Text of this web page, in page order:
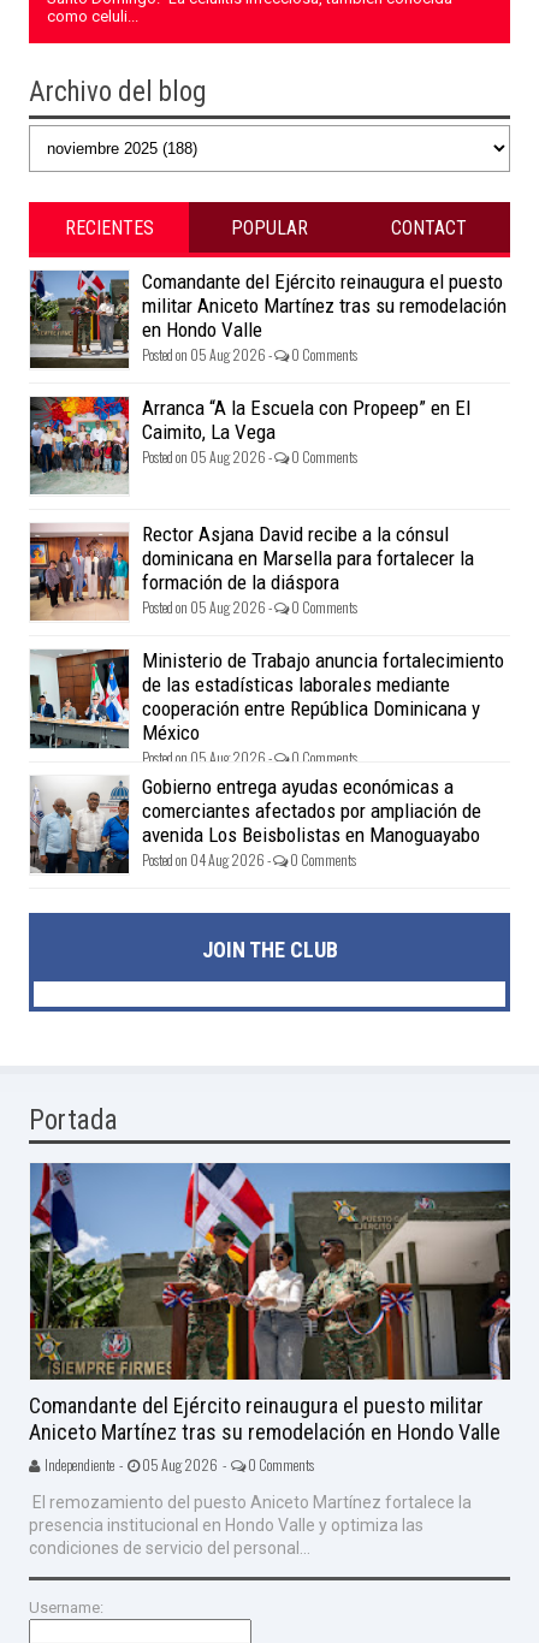
como celuli...
Archivo del blog
RECIENTES POPULAR CONTACT
Comandante del Ejército reinaugura el puesto
militar Aniceto Martínez tras su remodelación
en Hondo Valle
Posted on 05 Aug 2026 - 0 Comments
Arranca “A la Escuela con Propeep” en El
Caimito, La Vega
Posted on 05 Aug 2026 - 0 Comments
Rector Asjana David recibe a la cónsul
dominicana en Marsella para fortalecer la
formación de la diáspora
Posted on 05 Aug 2026 - 0 Comments
Ministerio de Trabajo anuncia fortalecimiento
de las estadísticas laborales mediante
cooperación entre República Dominicana y
México
Posted on 05 Aug 2026 - 0 Comments
Gobierno entrega ayudas económicas a
comerciantes afectados por ampliación de
avenida Los Beisbolistas en Manoguayabo
Posted on 04 Aug 2026 - 0 Comments
JOIN THE CLUB
Portada
Comandante del Ejército reinaugura el puesto militar
Aniceto Martínez tras su remodelación en Hondo Valle
Independiente - 05 Aug 2026 - 0 Comments
El remozamiento del puesto Aniceto Martínez fortalece la
presencia institucional en Hondo Valle y optimiza las
condiciones de servicio del personal...
Username: